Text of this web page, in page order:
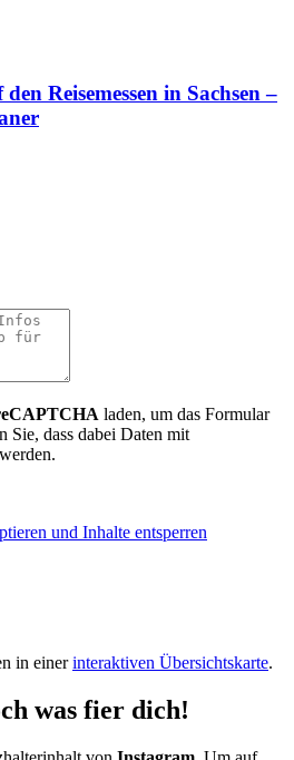
Reisemessen in Sachsen –
laden, um das Formular
Sie, dass dabei Daten mit
und Inhalte entsperren
in einerinteraktiven Übersichtskarte.
was fier dich!